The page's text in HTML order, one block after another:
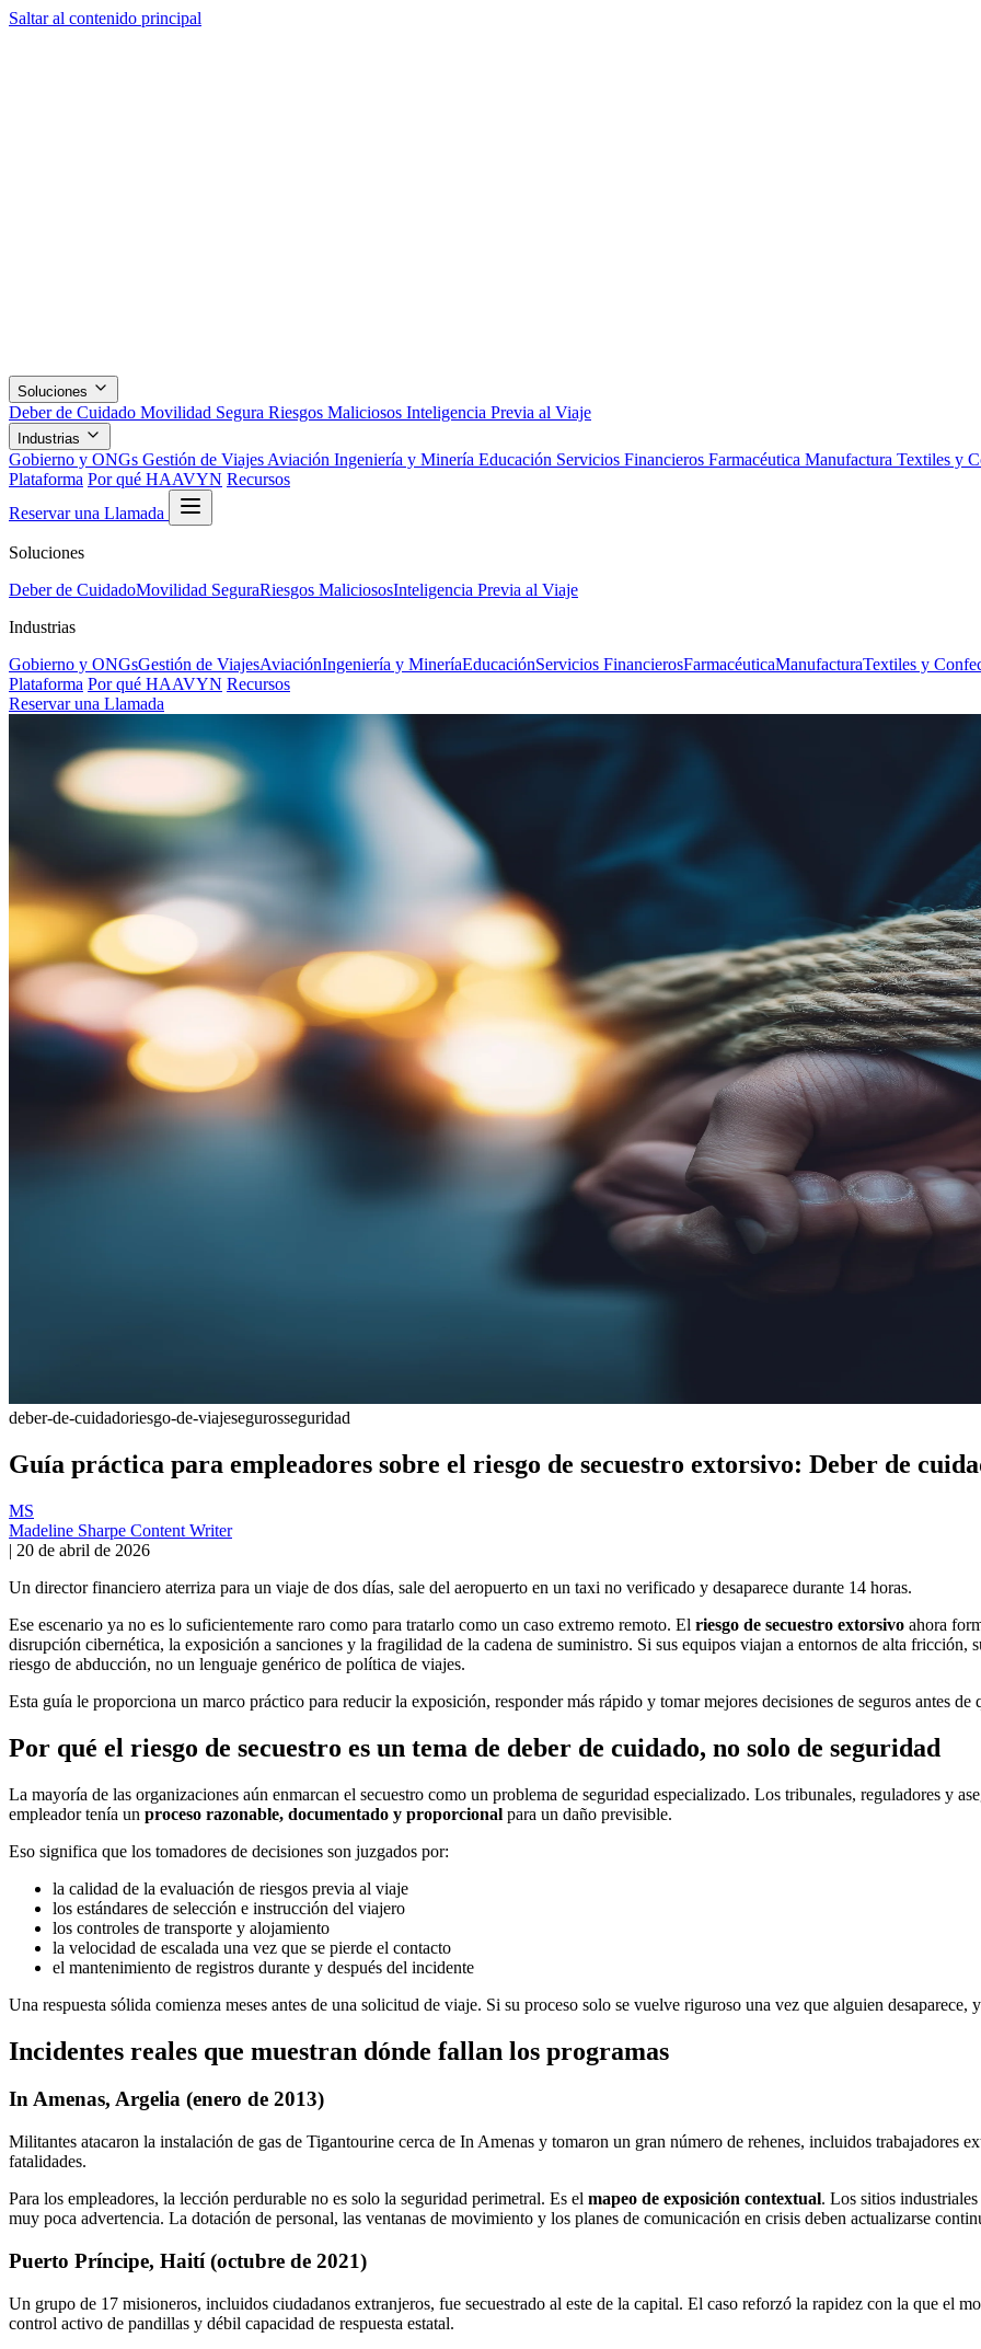
Saltar al contenido principal
Soluciones
Deber de Cuidado Movilidad Segura Riesgos Maliciosos Inteligencia Previa al Viaje
Industrias
Gobierno y ONGs Gestión de Viajes Aviación Ingeniería y Minería Educación Servicios Financieros Farmacéutica Manufactura Textiles y
Plataforma Por qué HAAVYN Recursos
Reservar una Llamada
Soluciones
Deber de CuidadoMovilidad SeguraRiesgos MaliciososInteligencia Previa al Viaje
Industrias
Gobierno y ONGsGestión de ViajesAviaciónIngeniería y MineríaEducaciónServicios FinancierosFarmacéuticaManufacturaTextiles y
Plataforma Por qué HAAVYN Recursos
Reservar una Llamada
deber-de-cuidadoriesgo-de-viajesegurosseguridad
Guía práctica para empleadores sobre el riesgo de secuestro extorsivo: Deber de
MS
Madeline Sharpe Content Writer
| 20 de abril de 2026
Un director financiero aterriza para un viaje de dos días, sale del aeropuerto en un taxi no verificado y desaparece durante 14 horas.
Ese escenario ya no es lo suficientemente raro como para tratarlo como un caso extremo remoto. El riesgo de secuestro extorsivo ahora
disrupción cibernética, la exposición a sanciones y la fragilidad de la cadena de suministro. Si sus equipos viajan a entornos de alta fricción,
riesgo de abducción, no un lenguaje genérico de política de viajes.
Esta guía le proporciona un marco práctico para reducir la exposición, responder más rápido y tomar mejores decisiones de seguros antes de
Por qué el riesgo de secuestro es un tema de deber de cuidado, no solo de seguridad
La mayoría de las organizaciones aún enmarcan el secuestro como un problema de seguridad especializado. Los tribunales, reguladores y
empleador tenía un proceso razonable, documentado y proporcional para un daño previsible.
Eso significa que los tomadores de decisiones son juzgados por:
la calidad de la evaluación de riesgos previa al viaje
los estándares de selección e instrucción del viajero
los controles de transporte y alojamiento
la velocidad de escalada una vez que se pierde el contacto
el mantenimiento de registros durante y después del incidente
Una respuesta sólida comienza meses antes de una solicitud de viaje. Si su proceso solo se vuelve riguroso una vez que alguien desaparece,
Incidentes reales que muestran dónde fallan los programas
In Amenas, Argelia (enero de 2013)
Militantes atacaron la instalación de gas de Tigantourine cerca de In Amenas y tomaron un gran número de rehenes, incluidos trabajadores
fatalidades.
Para los empleadores, la lección perdurable no es solo la seguridad perimetral. Es el mapeo de exposición contextual. Los sitios
muy poca advertencia. La dotación de personal, las ventanas de movimiento y los planes de comunicación en crisis deben actualizarse
Puerto Príncipe, Haití (octubre de 2021)
Un grupo de 17 misioneros, incluidos ciudadanos extranjeros, fue secuestrado al este de la capital. El caso reforzó la rapidez con la que el
control activo de pandillas y débil capacidad de respuesta estatal.